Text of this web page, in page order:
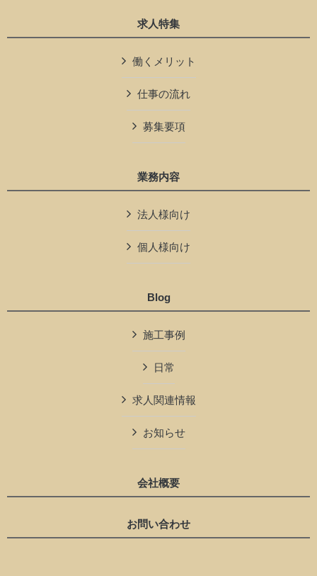
求人特集
働くメリット
仕事の流れ
募集要項
業務内容
法人様向け
個人様向け
Blog
施工事例
日常
求人関連情報
お知らせ
会社概要
お問い合わせ